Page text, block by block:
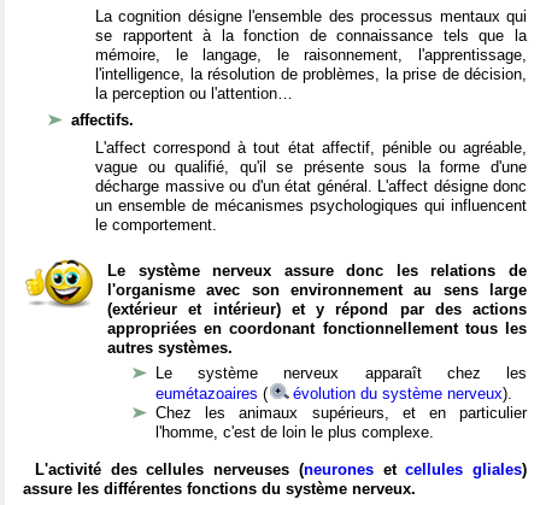
La cognition désigne l'ensemble des processus mentaux qui
se rapportent à la fonction de connaissance tels que la
mémoire, le langage, le raisonnement, l'apprentissage,
l'intelligence, la résolution de problèmes, la prise de décision,
la perception ou l'attention…
affectifs.
L'affect correspond à tout état affectif, pénible ou agréable,
vague ou qualifié, qu'il se présente sous la forme d'une
décharge massive ou d'un état général. L'affect désigne donc
un ensemble de mécanismes psychologiques qui influencent
le comportement.
Le système nerveux assure donc les relations de
l'organisme avec son environnement au sens large
(extérieur et intérieur) et y répond par des actions
appropriées en coordonant fonctionnellement tous les
autres systèmes.
Le système nerveux apparaît chez les
eumétazoaires ( évolution du système nerveux).
Chez les animaux supérieurs, et en particulier
l'homme, c'est de loin le plus complexe.
L'activité des cellules nerveuses (neuronesetcellules gliales)
assure les différentes fonctions du système nerveux.